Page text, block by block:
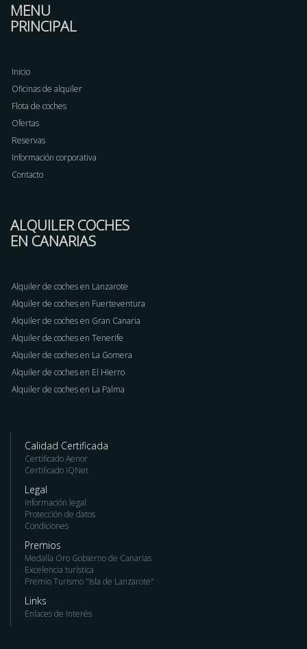
MENU
PRINCIPAL
Inicio
Oficinas de alquiler
Flota de coches
Ofertas
Reservas
Información corporativa
Contacto
ALQUILER COCHES
EN CANARIAS
Alquiler de coches en Lanzarote
Alquiler de coches en Fuerteventura
Alquiler de coches en Gran Canaria
Alquiler de coches en Tenerife
Alquiler de coches en La Gomera
Alquiler de coches en El Hierro
Alquiler de coches en La Palma
Calidad Certificada
Certificado Aenor
Certificado IQNet
Legal
Información legal
Protección de datos
Condiciones
Premios
Medalla Oro Gobierno de Canarias
Excelencia turística
Premio Turismo "Isla de Lanzarote"
Links
Enlaces de interés